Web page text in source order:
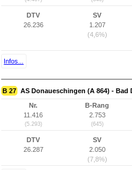
DTV
26.236
SV
1.207
(4,6%)
Infos...
B 27 AS Donaueschingen (A 864) - Bad
Nr.
11.416
(5.293)
B-Rang
2.753
(645)
DTV
26.287
SV
2.050
(7,8%)